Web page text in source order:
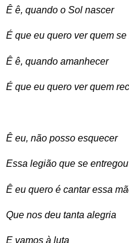
Ê ê, quando o Sol nascer
É que eu quero ver quem se
Ê ê, quando amanhecer
É que eu quero ver quem
Ê eu, não posso esquecer
Essa legião que se
Ê eu quero é cantar essa
Que nos deu tanta alegria
E vamos à luta